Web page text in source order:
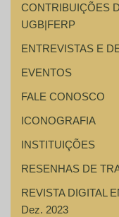
CONTRIBUIÇÕES
UGB|FERP
ENTREVISTAS E
EVENTOS
FALE CONOSCO
ICONOGRAFIA
INSTITUIÇÕES
RESENHAS DE
REVISTA DIGITAL
Dez. 2023